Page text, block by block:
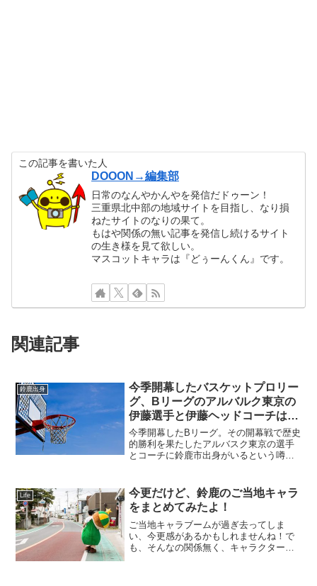
この記事を書いた人
DOOON→編集部
日常のなんやかんやを発信だドゥーン！
三重県北中部の地域サイトを目指し、なり損
ねたサイトのなりの果て。
もはや関係の無い記事を発信し続けるサイト
の生き様を見て欲しい。
マスコットキャラは『どぅーんくん』です。
関連記事
鈴鹿出身
今季開幕したバスケットプロリー
グ、Bリーグのアルバルク東京の
伊藤選手と伊藤ヘッドコーチは鈴
鹿市出身！
今季開幕したBリーグ。その開幕戦で歴史
的勝利を果たしたアルバスク東京の選手
とコーチに鈴鹿市出身がいるという噂を
ールリーグ。Bリーグが開幕されるまでは
バスケリーグには2...
Life
今更だけど、鈴鹿のご当地キャラ
をまとめてみたよ！
ご当地キャラブームが過ぎ去ってしま
い、今更感があるかもしれませんね！で
も、そんなの関係無く、キャラクター達